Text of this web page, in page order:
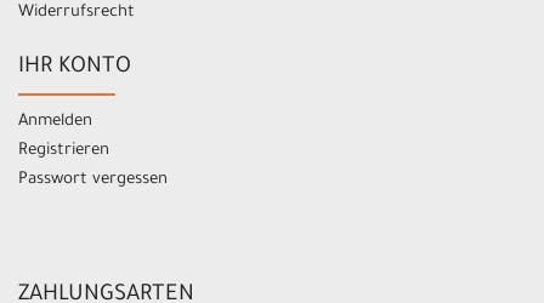
Widerrufsrecht
IHR KONTO
Anmelden
Registrieren
Passwort vergessen
ZAHLUNGSARTEN